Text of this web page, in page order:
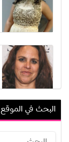
البحث في الموقع